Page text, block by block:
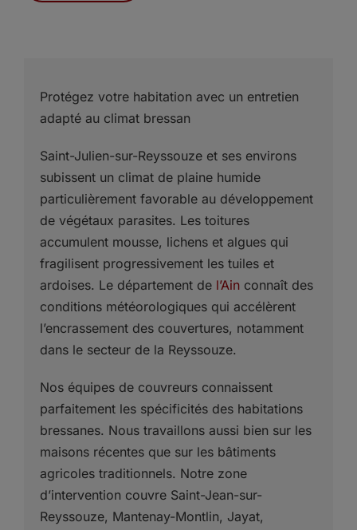
Protégez votre habitation avec un entretien
adapté au climat bressan
Saint-Julien-sur-Reyssouze et ses environs
subissent un climat de plaine humide
particulièrement favorable au développement
de végétaux parasites. Les toitures
accumulent mousse, lichens et algues qui
fragilisent progressivement les tuiles et
ardoises. Le département de l’Ainconnaît des
conditions météorologiques qui accélèrent
l’encrassement des couvertures, notamment
dans le secteur de la Reyssouze.
Nos équipes de couvreurs connaissent
parfaitement les spécificités des habitations
bressanes. Nous travaillons aussi bien sur les
maisons récentes que sur les bâtiments
agricoles traditionnels. Notre zone
d’intervention couvre Saint-Jean-sur-
Reyssouze, Mantenay-Montlin, Jayat,